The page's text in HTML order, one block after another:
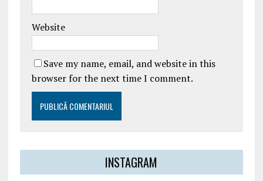
Website
Save my name, email, and website in this
browser for the next time I comment.
INSTAGRAM